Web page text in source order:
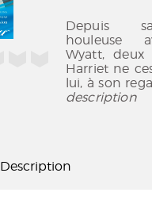
Depuis
houleuse
Wyatt,
Harriet ne
lui, à son
Description